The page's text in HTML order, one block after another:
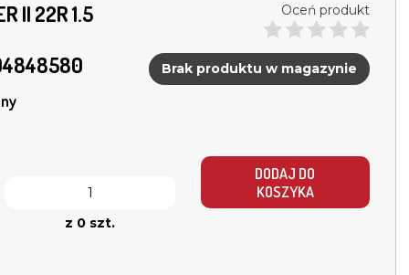
II 22R 1.5
Oceń produkt
Brak produktu w magazynie
z 0 szt.
DODAJ DO
KOSZYKA